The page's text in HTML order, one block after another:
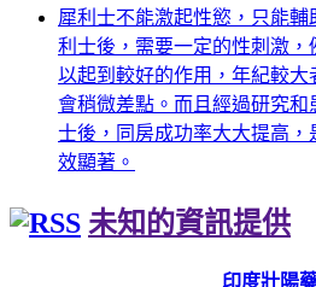
犀利士不能激起性慾，只能
利士後，需要一定的性刺激
以起到較好的作用，年紀較
會稍微差點。而且經過研究和
士後，同房成功率大大提高
效顯著。
未知的資訊提供
印度壯陽